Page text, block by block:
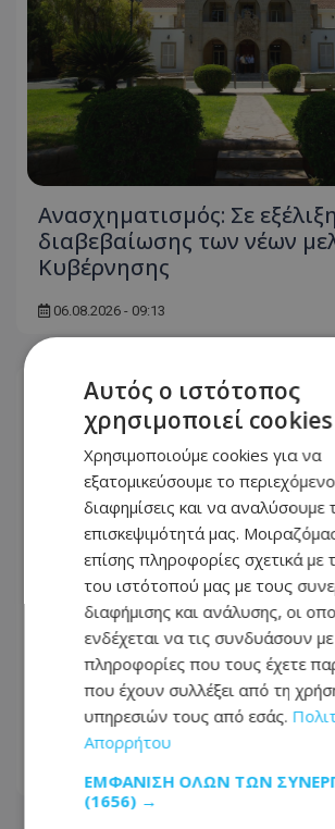
Ανασχηματισμός: Σε
διαβεβαίωσης των νέων
Κυβέρνησης
06.08.2026 - 09:13
Ανασχηματισμός: Σήμερα η
διαβεβαίωσης των νέων
Υπουργικού
06.08.2026 - 06:53
Αυτός ο ιστότοπος
χρησιμοποιεί cookies
Χρησιμοποιούμε cookies για να
εξατομικεύσουμε το
διαφημίσεις και να αναλύσουμε
επισκεψιμότητά μας.
επίσης πληροφορίες σχετικά με
του ιστότοπού μας με τους
διαφήμισης και ανάλυσης, οι
ενδέχεται να τις συνδυάσουν
πληροφορίες που τους έχετε
που έχουν συλλέξει από τη
υπηρεσιών τους από εσάς.
Απορρήτου
ΕΜΦΆΝΙΣΗ ΌΛΩΝ ΤΩΝ
(1656) →